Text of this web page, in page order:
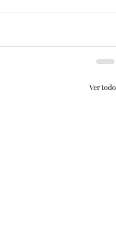
Ver todo